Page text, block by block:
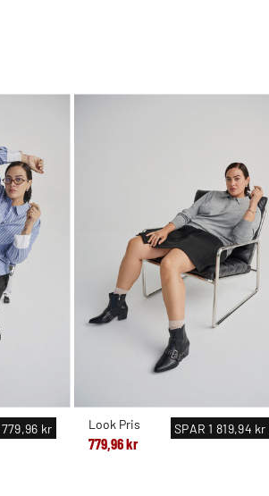
779,96 kr Look Pris
779,96 kr
SPAR 1 819,94 kr